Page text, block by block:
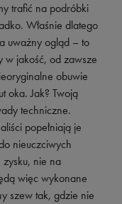
trafić na podróbki
Właśnie dlatego
uważny ogląd – to
w jakość, od zawsze
obuwie
oka. Jak? Twoją
techniczne.
popełniają je
nieuczciwych
nie na
więc wykonane
szew tak, gdzie nie